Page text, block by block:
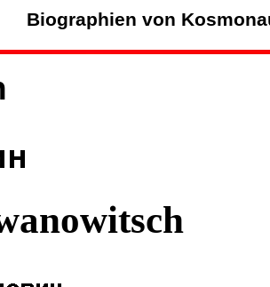
Biographien von